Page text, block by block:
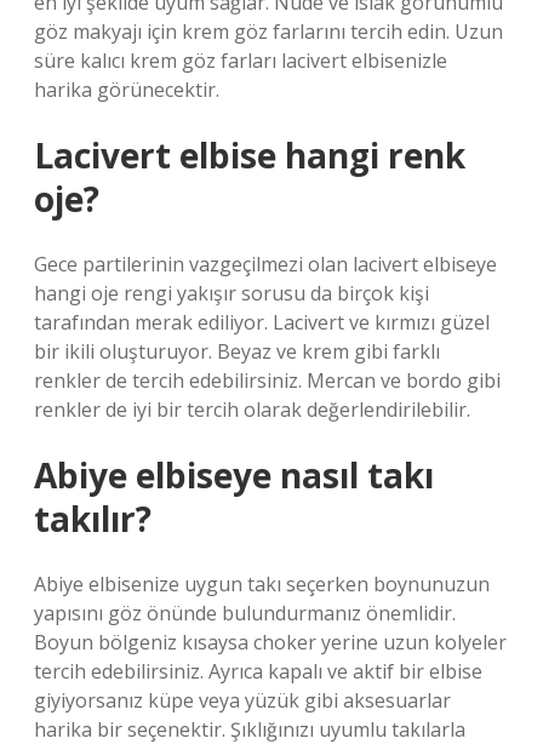
göz makyajı için krem ​​göz farlarını tercih edin. Uzun
süre kalıcı krem ​​göz farları lacivert elbisenizle
harika görünecektir.
Lacivert elbise hangi renk
oje?
Gece partilerinin vazgeçilmezi olan lacivert elbiseye
hangi oje rengi yakışır sorusu da birçok kişi
tarafından merak ediliyor. Lacivert ve kırmızı güzel
bir ikili oluşturuyor. Beyaz ve krem ​​gibi farklı
renkler de tercih edebilirsiniz. Mercan ve bordo gibi
renkler de iyi bir tercih olarak değerlendirilebilir.
Abiye elbiseye nasıl takı
takılır?
Abiye elbisenize uygun takı seçerken boynunuzun
yapısını göz önünde bulundurmanız önemlidir.
Boyun bölgeniz kısaysa choker yerine uzun kolyeler
tercih edebilirsiniz. Ayrıca kapalı ve aktif bir elbise
giyiyorsanız küpe veya yüzük gibi aksesuarlar
harika bir seçenektir. Şıklığınızı uyumlu takılarla